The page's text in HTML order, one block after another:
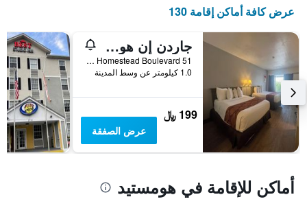
الذي
أيام
الأسبوع.
يتضمن
المخطط
التالي
1
محور
Y
سعر
غرفة
عرض كافة أماكن إقامة 130
جاردن إن هومستيد
51 South Homestead Boulevard, هومستيد, FL, الولايات المتحدة الأميريكية
1.0 كيلومتر عن وسط المدينة
199 ﷼
عرض الصفقة
أماكن للإقامة في هومستيد